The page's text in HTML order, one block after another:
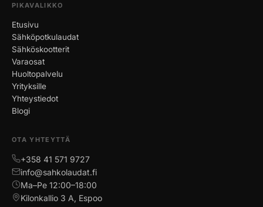
PIKAVALIKKO
Etusivu
Sähköpotkulaudat
Sähköskootterit
Varaosat
Huoltopalvelu
Yrityksille
Yhteystiedot
Blogi
OTA YHTEYTTÄ
+358 41 571 9727
info@sahkolaudat.fi
Ma–Pe 12:00–18:00
Kilonkallio 3 A, Espoo